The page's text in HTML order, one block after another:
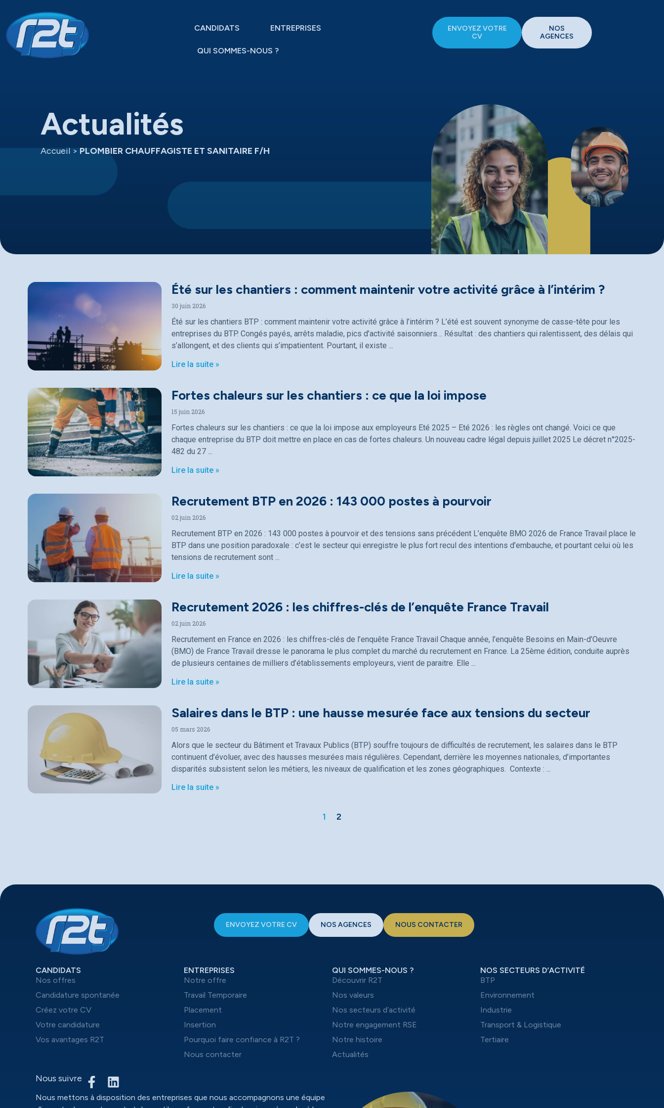
CANDIDATS ENTREPRISES
QUI SOMMES-NOUS ?
ENVOYEZ VOTRE
CV
NOS
AGENCES
Actualités
Accueil > PLOMBIER CHAUFFAGISTE ET SANITAIRE F/H
Été sur les chantiers : comment maintenir votre activité grâce à l’intérim ?
30 juin 2026
Été sur les chantiers BTP : comment maintenir votre activité grâce à l’intérim ? L’été est souvent synonyme de casse-tête pour les
entreprises du BTP. Congés payés, arrêts maladie, pics d’activité saisonniers… Résultat : des chantiers qui ralentissent, des délais qui
s’allongent, et des clients qui s’impatientent. Pourtant, il existe
Lire la suite »
Fortes chaleurs sur les chantiers : ce que la loi impose
15 juin 2026
Fortes chaleurs sur les chantiers : ce que la loi impose aux employeurs Eté 2025 – Eté 2026 : les règles ont changé. Voici ce que
chaque entreprise du BTP doit mettre en place en cas de fortes chaleurs. Un nouveau cadre légal depuis juillet 2025 Le décret n°2025-
482 du 27
Lire la suite »
Recrutement BTP en 2026 : 143 000 postes à pourvoir
02 juin 2026
Recrutement BTP en 2026 : 143 000 postes à pourvoir et des tensions sans précédent L’enquête BMO 2026 de France Travail place le
BTP dans une position paradoxale : c’est le secteur qui enregistre le plus fort recul des intentions d’embauche, et pourtant celui où les
tensions de recrutement sont
Lire la suite »
Recrutement 2026 : les chiffres-clés de l’enquête France Travail
02 juin 2026
Recrutement en France en 2026 : les chiffres-clés de l’enquête France Travail Chaque année, l’enquête Besoins en Main-d’Oeuvre
(BMO) de France Travail dresse le panorama le plus complet du marché du recrutement en France. La 25ème édition, conduite auprès
de plusieurs centaines de milliers d’établissements employeurs, vient de paraitre. Elle
Lire la suite »
Salaires dans le BTP : une hausse mesurée face aux tensions du secteur
05 mars 2026
Alors que le secteur du Bâtiment et Travaux Publics (BTP) souffre toujours de difficultés de recrutement, les salaires dans le BTP
continuent d’évoluer, avec des hausses mesurées mais régulières. Cependant, derrière les moyennes nationales, d’importantes
disparités subsistent selon les métiers, les niveaux de qualification et les zones géographiques. Contexte :
Lire la suite »
1 2
ENVOYEZ VOTRE CV NOS AGENCES NOUS CONTACTER
CANDIDATS
Nos offres
Candidature spontanée
Créez votre CV
Votre candidature
Vos avantages R2T
ENTREPRISES
Notre offre
Travail Temporaire
Placement
Insertion
Pourquoi faire confiance à R2T ?
Nous contacter
QUI SOMMES-NOUS ?
Découvrir R2T
Nos valeurs
Nos secteurs d’activité
Notre engagement RSE
Notre histoire
Actualités
NOS SECTEURS D’ACTIVITÉ
BTP
Environnement
Industrie
Transport & Logistique
Tertiaire
Nous suivre
Nous mettons à disposition des entreprises que nous accompagnons une équipe